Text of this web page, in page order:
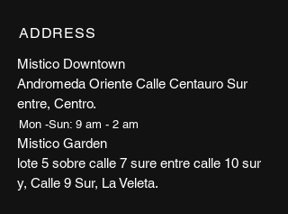
ADDRESS
Mistico Downtown
Andromeda Oriente Calle Centauro Sur
entre, Centro​.
Mistico Garden
lote 5 sobre calle 7 sure entre calle 10 sur
y, Calle 9 Sur, La Veleta.
Mon -Sun: 9 am - 2 am